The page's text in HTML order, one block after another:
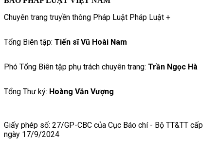
Chuyên trang truyền thông Pháp Luật Pháp Luật +
Tổng Biên tập: Tiến sĩ Vũ Hoài Nam
Phó Tổng Biên tập phụ trách chuyên trang: Trần Ngọc Hà
Tổng Thư ký: Hoàng Văn Vượng
Giấy phép số: 27/GP-CBC của Cục Báo chí - Bộ TT&TT cấp
ngày 17/9/2024